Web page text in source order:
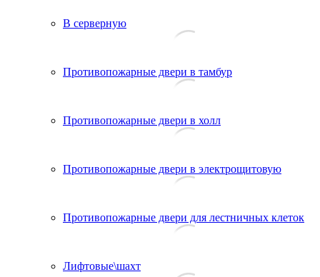
В серверную
Противопожарные двери в тамбур
Противопожарные двери в холл
Противопожарные двери в электрощитовую
Противопожарные двери для лестничных клеток
Лифтовые\шахт